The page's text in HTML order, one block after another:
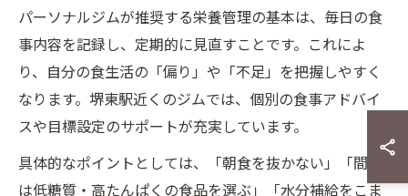
パーソナルジムが推奨する栄養管理の基本は、毎日の食
事内容を記録し、定期的に見直すことです。これによ
り、自分の食生活の「偏り」や「不足」を把握しやすく
なります。堺東駅近くのジムでは、個別の食事アドバイ
スや目標設定のサポートが充実しています。
具体的なポイントとしては、「朝食を抜かない」「間食
は低糖質・高たんぱくの食品を選ぶ」「水分補給をこま